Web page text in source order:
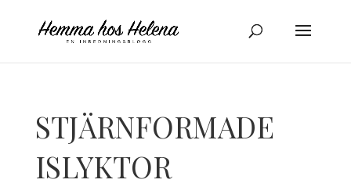
STJÄRNFORMADE
ISLYKTOR